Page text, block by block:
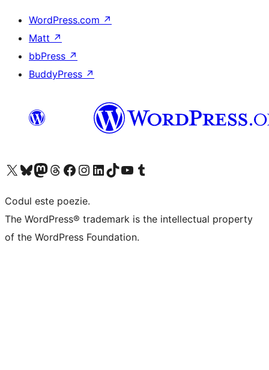
WordPress.com ↗
Matt ↗
bbPress ↗
BuddyPress ↗
Mergi la contul nostru X (fost Twitter)
Vizitează contul nostru Bluesky
Vizitează contul nostru Mastodon
Vizitează contul nostru Threads
Vizitează pagina noastră Facebook
Vizitează-ne pe Instagram
Vizitează-ne pe LinkedIn
Vizitează contul nostru TikTok
Vizitează canalul nostru YouTube
Vizitează contul nostru Tumblr
Codul este poezie.
The WordPress® trademark is the intellectual property
of the WordPress Foundation.